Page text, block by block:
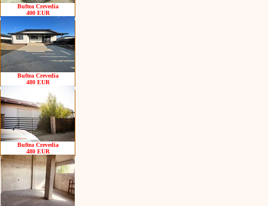
Buftea Crevedia
400 EUR
Buftea Crevedia
480 EUR
Buftea Crevedia
480 EUR